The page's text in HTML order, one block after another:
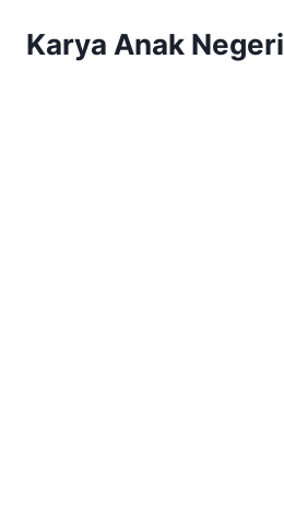
Karya Anak Negeri